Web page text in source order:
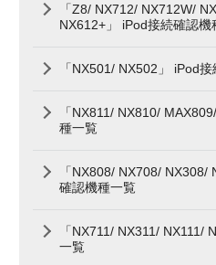
「Z8/ NX712/ NX712W/
NX612+」 iPod接続確認機
「NX501/ NX502」 iPod
「NX811/ NX810/
種一覧
「NX808/ NX708/
確認機種一覧
「NX711/ NX311/ NX111/
一覧